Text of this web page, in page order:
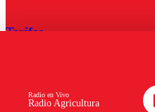
Radio Agricultura
Radio en Vivo
Tarifas